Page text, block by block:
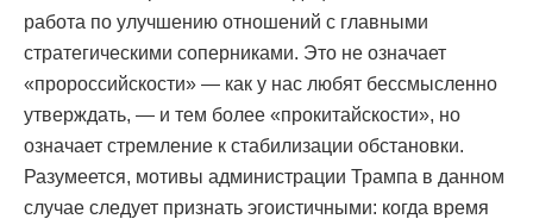
работа по улучшению отношений с главными
стратегическими соперниками. Это не означает
«пророссийскости» — как у нас любят бессмысленно
утверждать, — и тем более «прокитайскости», но
означает стремление к стабилизации обстановки.
Разумеется, мотивы администрации Трампа в данном
случае следует признать эгоистичными: когда время